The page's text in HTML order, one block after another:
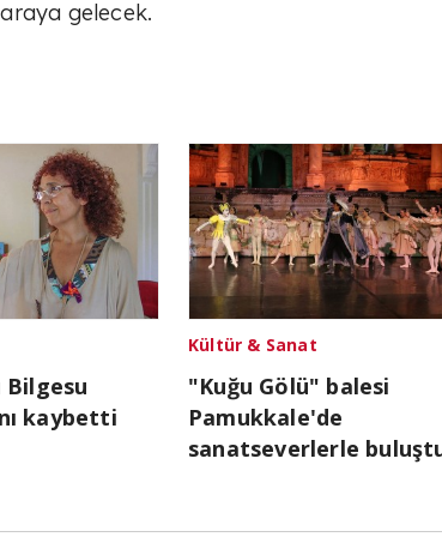
gelecek.
Bilgesu
kaybetti
Kültür & Sanat
"Kuğu Gölü" balesi
Pamukkale'de
sanatseverlerle